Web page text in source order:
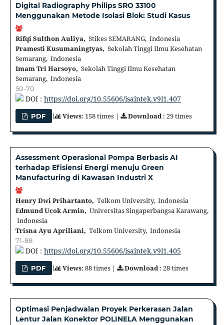
Digital Radiography Philips SRO 33100
Menggunakan Metode Isolasi Blok: Studi Kasus
Rifqi Sulthon Auliya, Stikes SEMARANG, Indonesia
Pramesti Kusumaningtyas, Sekolah Tinggi Ilmu Kesehatan
Semarang, Indonesia
Imam Tri Harsoyo, Sekolah Tinggi Ilmu Kesehatan
Semarang, Indonesia
50-70
DOI : https://doi.org/10.55606/isaintek.v9i1.407
PDF Views: 158 times | Download: 29 times
Assessment Operasional Pompa Berbasis AI
terhadap Efisiensi Energi menuju Green
Manufacturing di Kawasan Industri X
Henry Dwi Prihartanto, Telkom University, Indonesia
Edmund Ucok Armin, Universitas Singaperbangsa Karawang,
Indonesia
Trisna Ayu Apriliani, Telkom University, Indonesia
71-88
DOI : https://doi.org/10.55606/isaintek.v9i1.405
PDF Views: 88 times | Download : 28 times
Optimasi Penjadwalan Proyek Perkerasan Jalan
Lentur Jalan Konektor POLINELA Menggunakan